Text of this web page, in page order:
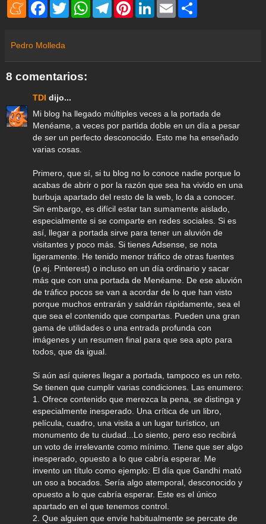
M
m
e
F
b
o
o
T
w
r
W
p
T
a
P
e
L
I
E
m
Pedro Molleda
8 comentarios:
TDI dijo...
Mi blog ha llegado múltiples veces a la portada de
Menéame, a veces por partida doble en un día a pesar
de ser un perfecto desconocido. Esto me ha enseñado
varias cosas.
Primero, que sí, si tu blog no lo conoce nadie porque lo
acabas de abrir o por la razón que sea ha vivido en una
burbuja apartado del resto de la web, lo da a conocer.
Sin embargo, es difícil estar tan sumamente aislado,
especialmente si se comparte en redes sociales. Si es
así, llegar a portada sirve para tener un aluvión de
visitantes y poco más. Si tienes Adsense, se nota
ligeramente. He tenido menor tráfico de otras fuentes
(p.ej. Pinterest) o incluso en un día ordinario y sacar
más que con una portada de Menéame. De ese aluvión
de tráfico pocos se van a acordar de lo que han visto
porque muchos entrarán y saldrán rápidamente, sea el
que sea el contenido que compartas. Pueden una gran
gama de utilidades o una entrada profunda con
imágenes y un resumen final para que sea apto para
todos, que da igual.
Si aún así quieres llegar a portada, tampoco es un reto.
Se tienen que cumplir varias condiciones. Las enumero:
1. Ofrece contenido que merezca la pena, se distinga y
especialmente inesperado. Una crítica de un libro,
película, cuadro, una visita a un lugar turístico, un
monumento de tu ciudad...Lo siento, pero eso recibirá
un voto de irrelevante como mínimo. Tiene que ser algo
inesperado, opuesto a lo que cabría esperar. Me
invento un título como ejemplo: El día que Gandhi mató
un oso a bocados. Sería algo atemporal, desconocido y
opuesto a lo que cabría esperar. Este es el único
apartado en el que tenemos control.
2. Que alguien que envíe habitualmente se percate de